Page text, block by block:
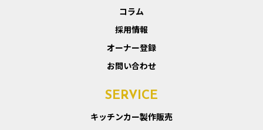
コラム
採用情報
オーナー登録
お問い合わせ
SERVICE
キッチンカー製作販売